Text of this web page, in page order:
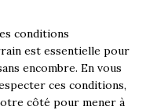
conditions
est essentielle pour
encombre. En vous
ces conditions,
côté pour mener à